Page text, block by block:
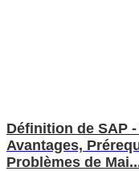
Définition de SAP
Avantages,
Problèmes de